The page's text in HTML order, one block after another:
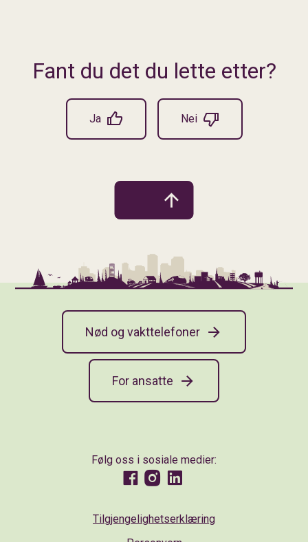
Fant du det du lette etter?
Ja Nei
Nød og vakttelefoner
For ansatte
Følg oss i sosiale medier:
FacebookInstagramLinkedIn
Tilgjengelighetserklæring